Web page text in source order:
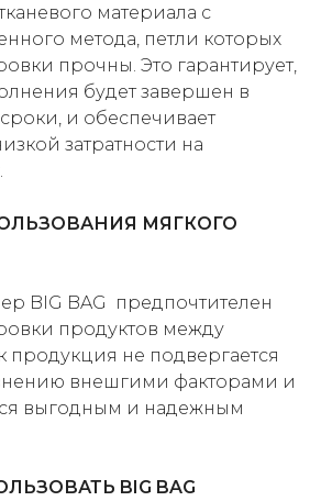
материала с
метода, петли которых
прочны. Это гарантирует,
будет завершен в
и обеспечивает
затратности на
МЯГКОГО
BIG BAG предпочтителен
продуктов между
продукция не подвергается
внешгими факторами и
выгодным и надежным
BIG BAG